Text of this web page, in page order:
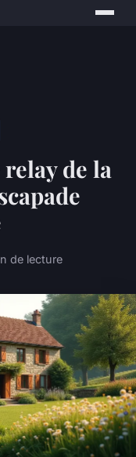
de la
de lecture